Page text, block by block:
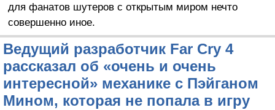
для фанатов шутеров с открытым миром нечто
совершенно иное.
Ведущий разработчик Far Cry 4
рассказал об «очень и очень
интересной» механике с Пэйганом
Мином, которая не попала в игру